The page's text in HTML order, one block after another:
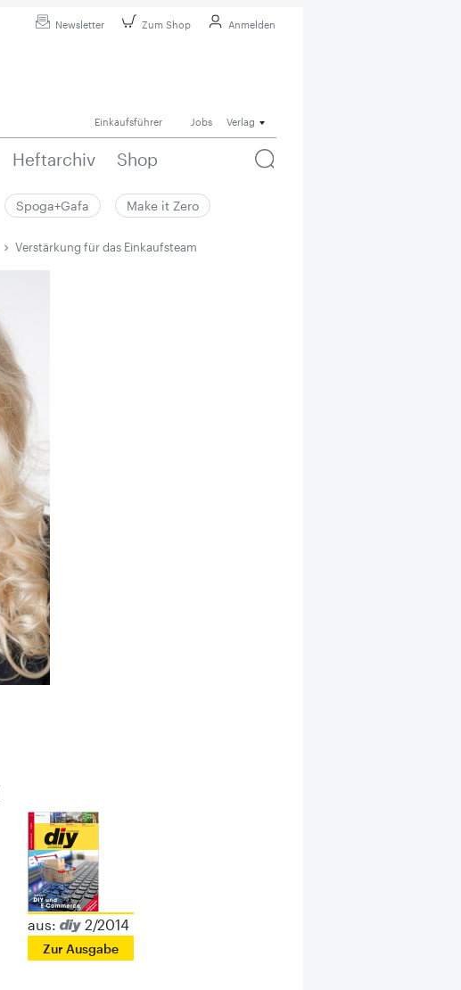
Newsletter Zum Shop Anmelden
Einkaufsführer Jobs Verlag
Heftarchiv Shop
Spoga+Gafa Make it Zero
Verstärkung für das Einkaufsteam
aus: 2/2014
Zur Ausgabe